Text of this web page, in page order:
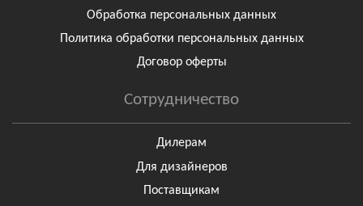
Обработка персональных данных
Политика обработки персональных данных
Договор оферты
Сотрудничество
Дилерам
Для дизайнеров
Поставщикам